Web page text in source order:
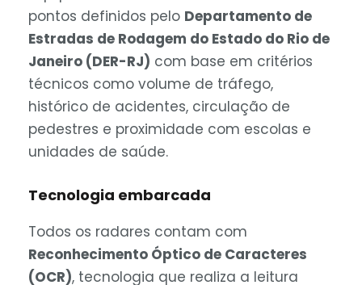
pontos definidos pelo Departamento de
Estradas de Rodagem do Estado do Rio de
Janeiro (DER-RJ) com base em critérios
técnicos como volume de tráfego,
histórico de acidentes, circulação de
pedestres e proximidade com escolas e
unidades de saúde.
Tecnologia embarcada
Todos os radares contam com
Reconhecimento Óptico de Caracteres
(OCR), tecnologia que realiza a leitura